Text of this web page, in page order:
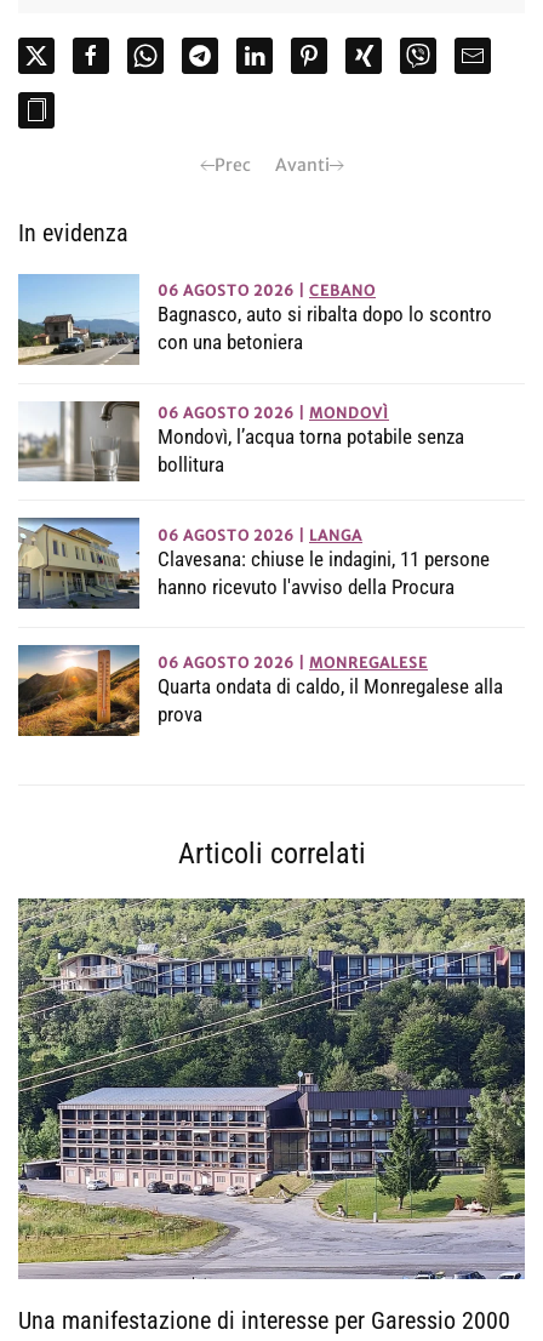
Prec Avanti
In evidenza
06 AGOSTO 2026 CEBANO
Bagnasco, auto si ribalta dopo lo scontro
con una betoniera
06 AGOSTO 2026 MONDOVÌ
Mondovì, l’acqua torna potabile senza
bollitura
06 AGOSTO 2026 LANGA
Clavesana: chiuse le indagini, 11 persone
hanno ricevuto l'avviso della Procura
06 AGOSTO 2026 MONREGALESE
Quarta ondata di caldo, il Monregalese alla
prova
Articoli correlati
Una manifestazione di interesse per Garessio 2000